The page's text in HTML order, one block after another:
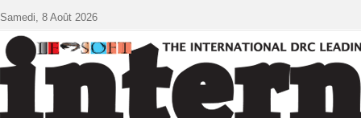
Samedi, 8 Août 2026